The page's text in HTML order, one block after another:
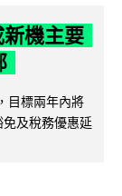
機主要
目標兩年內將
及稅務優惠延